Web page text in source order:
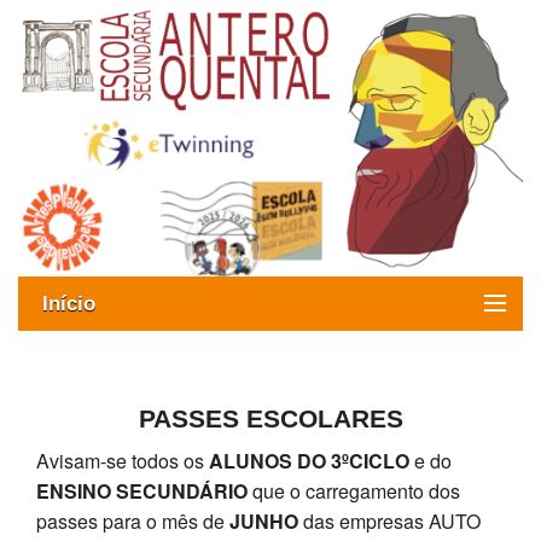
Início
Oferta formativa
SIGE
ESAQ sem Bullying
PASSES ESCOLARES
Avisam-se todos osALUNOS DO 3ºCICLOe do
ENSINO SECUNDÁRIOque o carregamento dos
passes para o mês deJUNHOdas empresas AUTO